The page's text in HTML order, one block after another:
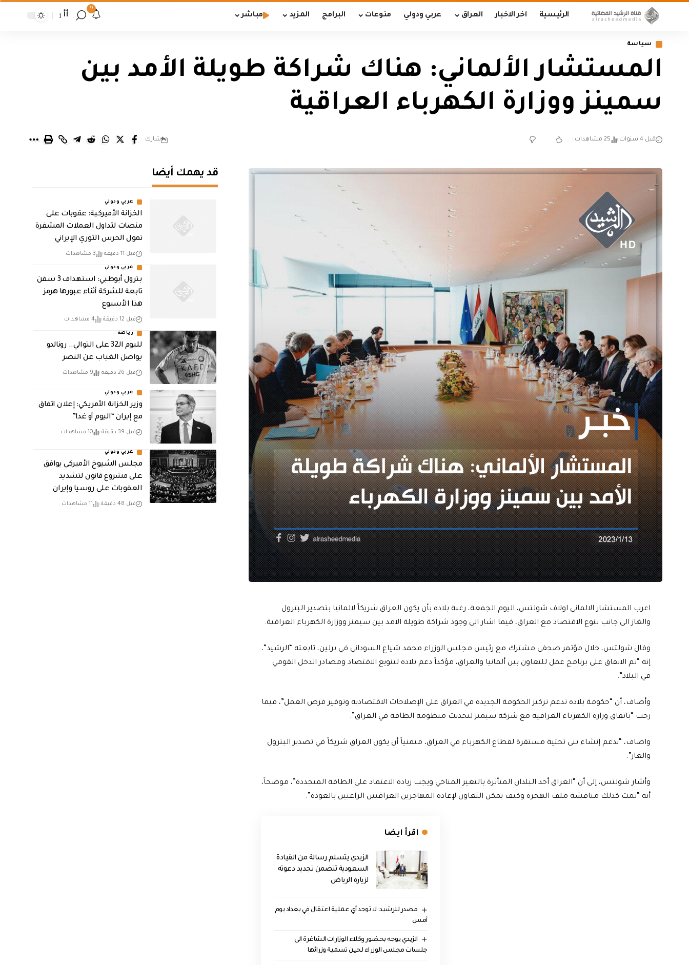
الرئيسية اخر الاخبار العراق عربي ودولي منوعات البرامج المزيد مباشر
9
أأ
سياسة
المستشار الألماني: هناك شراكة طويلة الأمد بين
سمينز ووزارة الكهرباء العراقية
قبل 4 سنوات 25 مشاهدات شارك
اعرب المستشار الالماني اولاف شولتس، اليوم الجمعة، رغبة بلاده بأن يكون العراق شريكاً لالمانيا بتصدير البترول
والغاز الى جانب تنوع الاقتصاد مع العراق، فيما اشار الى وجود شراكة طويلة الامد بين سيمنز ووزارة الكهرباء العراقية.
وقال شولتس، خلال مؤتمر صحفي مشترك مع رئيس مجلس الوزراء محمد شياع السوداني في برلين، تابعته “الرشيد”،
إنه “تم الاتفاق على برنامج عمل للتعاون بين ألمانيا والعراق، مؤكداً دعم بلاده لتنويع الاقتصاد ومصادر الدخل القومي
في البلاد”.
وأضاف، أن “حكومة بلاده تدعم تركيز الحكومة الجديدة في العراق على الإصلاحات الاقتصادية وتوفير فرص العمل”، فيما
رحب “باتفاق وزارة الكهرباء العراقية مع شركة سيمنز لتحديث منظومة الطاقة في العراق”.
واضاف، “ندعم إنشاء بنى تحتية مستقرة لقطاع الكهرباء في العراق، متمنياً أن يكون العراق شريكاً في تصدير البترول
والغاز”.
وأشار شولتس، إلى أن “العراق أحد البلدان المتأثرة بالتغير المناخي ويجب زيادة الاعتماد على الطاقة المتجددة”، موضحاً،
أنه “تمت كذلك مناقشة ملف الهجرة وكيف يمكن التعاون لإعادة المهاجرين العراقيين الراغبين بالعودة”.
اقرأ ايضا
الزيدي يتسلم رسالة من القيادة
السعودية تتضمن تجديد دعوته
لزيارة الرياض
مصدر للرشيد: لا توجد أي عملية اعتقال في بغداد يوم
أمس
الزيدي يوجه بحضور وكلاء الوزارات الشاغرة الى
جلسات مجلس الوزراء لحين تسمية وزرائها
قد يهمك أيضا
عربي ودولي
الخزانة الأميركية: عقوبات على
منصات لتداول العملات المشفرة
تمول الحرس الثوري الإيراني
قبل 11 دقيقة 3 مشاهدات
عربي ودولي
بترول أبوظبي: استهداف 3 سفن
تابعة للشركة أثناء عبورها هرمز
هذا الأسبوع
قبل 12 دقيقة 4 مشاهدات
رياضة
لليوم الـ32 على التوالي.. رونالدو
يواصل الغياب عن النصر
قبل 26 دقيقة 9 مشاهدات
عربي ودولي
وزير الخزانة الأمريكي: إعلان اتفاق
مع إيران “اليوم أو غدا”
قبل 39 دقيقة 10 مشاهدات
عربي ودولي
مجلس الشيوخ الأميركي يوافق
على مشروع قانون لتشديد
العقوبات على روسيا وإيران
قبل 48 دقيقة 11 مشاهدات